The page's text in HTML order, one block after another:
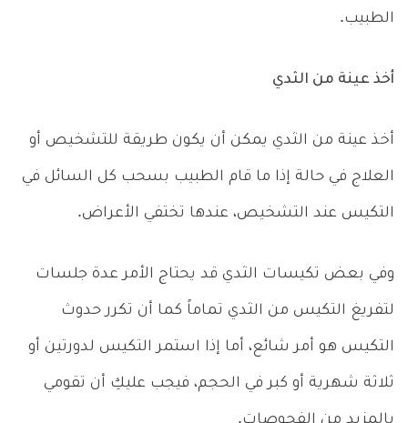
الطبيب.
أخذ عينة من الثدي
أخذ عينة من الثدي يمكن أن يكون طريقة للتشخيص أو
العلاج في حالة إذا ما قام الطبيب بسحب كل السائل في
التكيس عند التشخيص، عندها تختفي الأعراض.
وفي بعض تكيسات الثدي قد يحتاج الأمر عدة جلسات
لتفريغ التكيس من الثدي تماماً كما أن تكرر حدوث
التكيس هو أمر شائع، أما إذا استمر التكيس لدورتين أو
ثلاثة شهرية أو كبر في الحجم، فيجب عليكِ أن تقومي